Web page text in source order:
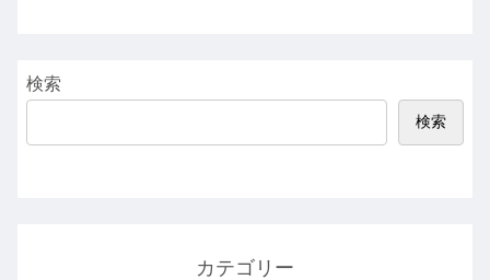
検索
検索
カテゴリー